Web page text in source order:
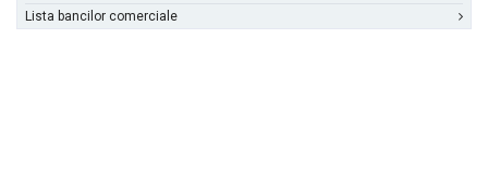
Lista bancilor comerciale